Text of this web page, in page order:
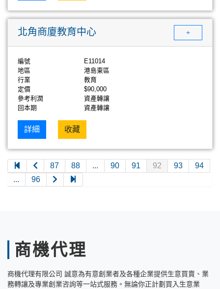
北角商廈教育中心 +
編號
E11014
地區
港島東區
行業
教育
定價
$90,000
參考利潤
資產轉讓
回本期
資產轉讓
詳細 收藏
87 88 ... 90 91 92 93
94
...
96
商機代理
商機代理有限公司 誠意為有意創業者及各種企業提供生意買賣、業
務轉讓及專業創業咨詢等一站式服務。無論你正計劃買入生意業